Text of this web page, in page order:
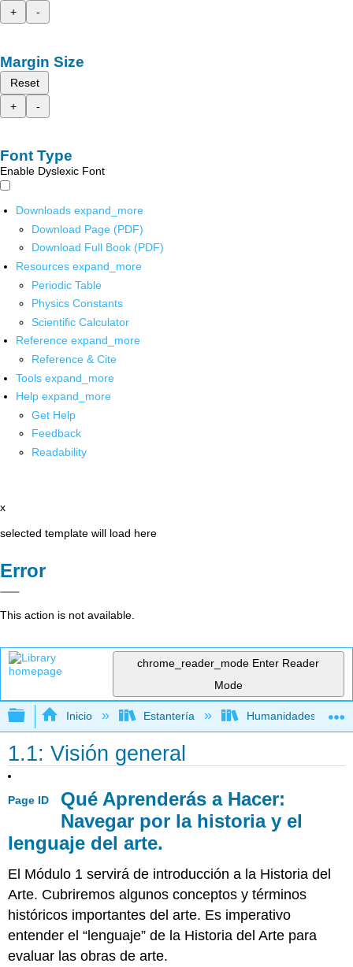
+
-
Margin Size
Reset
+
-
Font Type
Enable Dyslexic Font
Downloads expand_more
Download Page (PDF)
Download Full Book (PDF)
Resources expand_more
Periodic Table
Physics Constants
Scientific Calculator
Reference expand_more
Reference & Cite
Tools expand_more
Help expand_more
Get Help
Feedback
Readability
x
selected template will load here
Error
This action is not available.
chrome_reader_mode Enter Reader
Mode
Expandir/contraer jerarquía global
Inicio Estantería Humanidades
1.1: Visión general
Page ID
Qué Aprenderás a Hacer:
Navegar por la historia y el
lenguaje del arte.
El Módulo 1 servirá de introducción a la Historia del
Arte. Cubriremos algunos conceptos y términos
históricos importantes del arte. Es imperativo
entender el “lenguaje” de la Historia del Arte para
evaluar las obras de arte.